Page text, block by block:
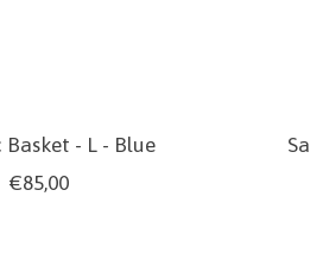
- L - Blue
€85,00